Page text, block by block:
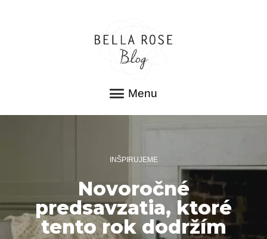
Menu
INŠPIRUJEME
Novoročné
predsavzatia, ktoré
tento rok dodržím